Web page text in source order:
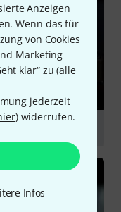
Anzeigen
Wenn das für
von Cookies
Marketing
klar“ zu (alle
jederzeit
) widerrufen.
Infos